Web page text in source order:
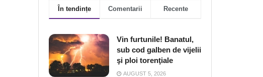
În tendințe Comentarii Recente
Vin furtunile! Banatul,
sub cod galben de vijelii
şi ploi torenţiale
AUGUST 5, 2026